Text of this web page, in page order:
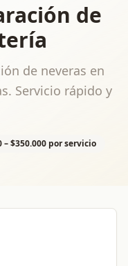
de
de neveras en
Servicio rápido y
– $350.000 por servicio